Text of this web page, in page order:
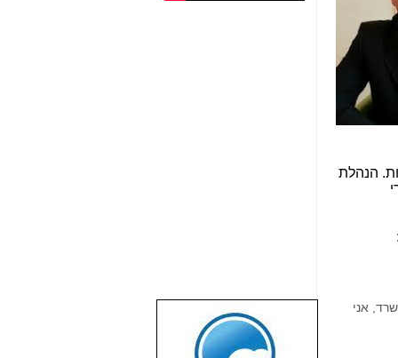
הנהלת
אני
שבוע טוב לכל
הגולשים באשר